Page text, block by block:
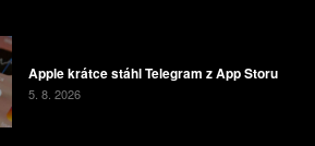
Apple krátce stáhl Telegram z App Storu
5. 8. 2026